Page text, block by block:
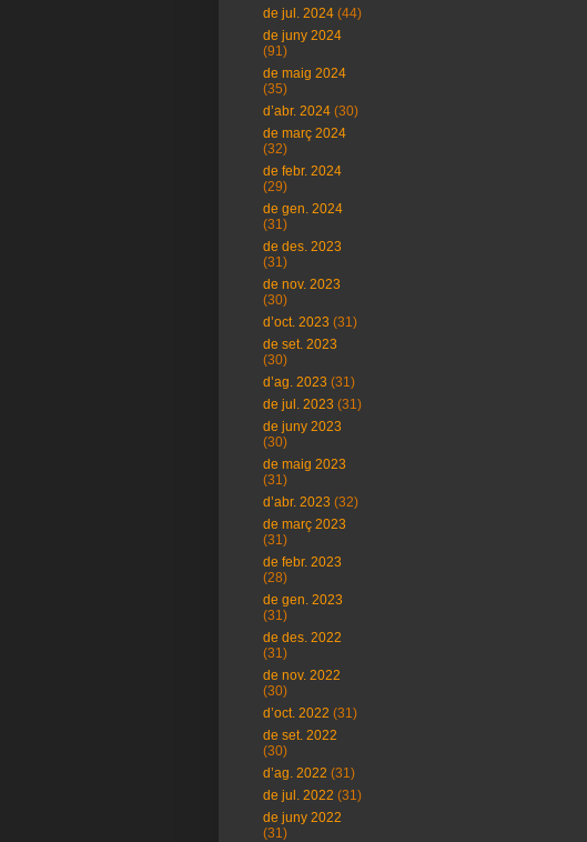
de jul. 2024 (44)
de juny 2024
(91)
de maig 2024
(35)
d’abr. 2024 (30)
de març 2024
(32)
de febr. 2024
(29)
de gen. 2024
(31)
de des. 2023
(31)
de nov. 2023
(30)
d’oct. 2023 (31)
de set. 2023
(30)
d’ag. 2023 (31)
de jul. 2023 (31)
de juny 2023
(30)
de maig 2023
(31)
d’abr. 2023 (32)
de març 2023
(31)
de febr. 2023
(28)
de gen. 2023
(31)
de des. 2022
(31)
de nov. 2022
(30)
d’oct. 2022 (31)
de set. 2022
(30)
d’ag. 2022 (31)
de jul. 2022 (31)
de juny 2022
(31)